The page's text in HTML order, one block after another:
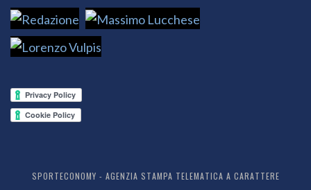
SPORTECONOMY - AGENZIA STAMPA TELEMATICA A CARATTERE